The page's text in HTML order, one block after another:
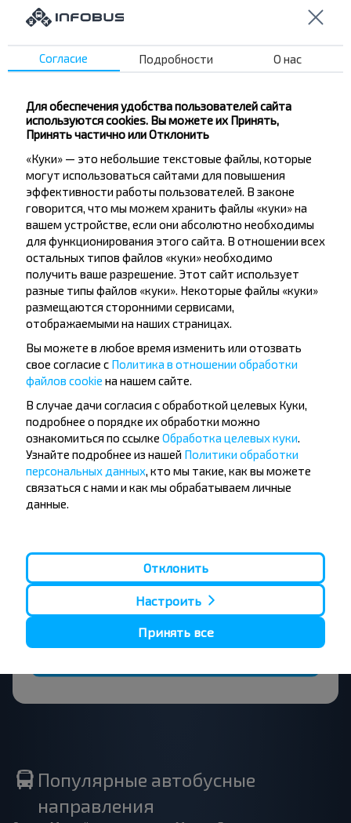
YUTONG ZK6122 H9
ТВ
1 шт. багажа бесплатно
Билет в телефоне
Бесплатный Wi-Fi
Музыка
Климат-контроль
Розетка
Возможна перевозка животных
YUTONG ZK6122 H9
53 Места
ТВ
1 шт. багажа бесплатно
Билет в телефоне
Бесплатный Wi-Fi
Музыка
Климат-контроль
Розетка
Возможна перевозка животных
Хотите
путешествовать
дешевле?
Не пропусти специальные акции, скидки и
путешествуй с нами дешевле!
Популярные автобусные
направления
Согласие Подробности О нас
Для обеспечения удобства пользователей сайта
используются cookies. Вы можете их Принять,
Принять частично или Отклонить
«Куки» — это небольшие текстовые файлы, которые
могут использоваться сайтами для повышения
эффективности работы пользователей. В законе
говорится, что мы можем хранить файлы «куки» на
вашем устройстве, если они абсолютно необходимы
для функционирования этого сайта. В отношении всех
остальных типов файлов «куки» необходимо
получить ваше разрешение. Этот сайт использует
разные типы файлов «куки». Некоторые файлы «куки»
размещаются сторонними сервисами,
отображаемыми на наших страницах.
Вы можете в любое время изменить или отозвать
свое согласие с Политика в отношении обработки
файлов cookie на нашем сайте.
В случае дачи согласия с обработкой целевых Куки,
подробнее о порядке их обработки можно
ознакомиться по ссылке Обработка целевых куки
Узнайте подробнее из нашей Политики обработки
персональных данных , кто мы такие, как вы можете
связаться с нами и как мы обрабатываем личные
данные.
Отклонить
Настроить
Принять все